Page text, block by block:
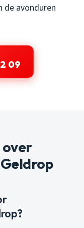
de avonduren
09
over